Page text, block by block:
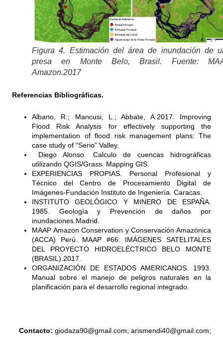
Figura 4. Estimación del área de inundación de
presa en Monte Belo, Brasil. Fuente:
Amazon.2017
Referencias Bibliográficas.
Albano, R.; Mancusi, L.; Abbate, A.2017. Improving
Flood Risk Analysis for effectively supporting the
implementation of flood risk management plans: The
case study of “Serio” Valley.
Diego Alonso. Calculo de cuencas hidrográficas
utilizando QGIS/Grass. Mapping GIS.
EXPERIENCIAS PROPIAS. Personal Profesional y
Técnico del Centro de Procesamiento Digital de
Imágenes-Fundación Instituto de Ingeniería. Caracas.
INSTITUTO GEOLÓGICO Y MINERO DE ESPAÑA.
1985. Geología y Prevención de daños por
inundaciones.Madrid.
MAAP Amazon Conservation y Conservación Amazónica
(ACCA) Perú. MAAP #66: IMÁGENES SATELITALES
DEL PROYECTO HIDROELÉCTRICO BELO MONTE
(BRASIL).2017.
ORGANIZACIÓN DE ESTADOS AMERICANOS. 1993.
Manual sobre el manejo de peligros naturales en la
planificación para el desarrollo regional integrado.
Contacto: giodaza90@gmail.com; arismendi40@gmail.com;